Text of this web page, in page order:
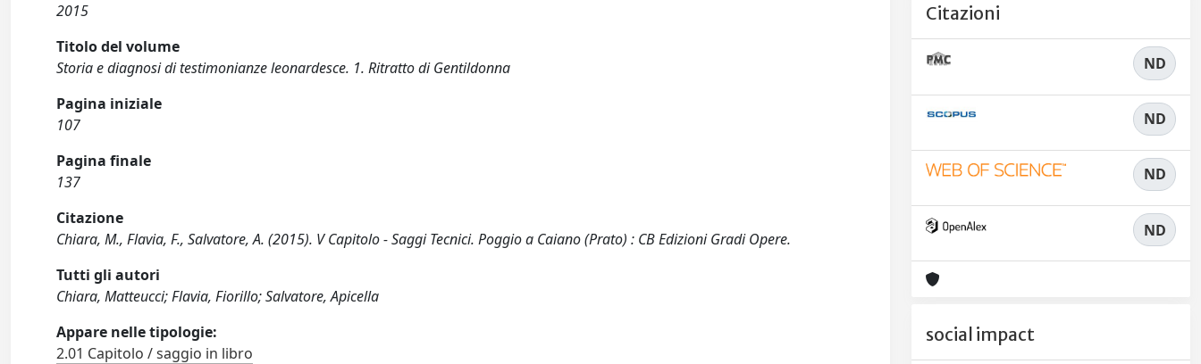
2015
Titolo del volume
Storia e diagnosi di testimonianze leonardesce. 1. Ritratto di Gentildonna
Pagina iniziale
107
Pagina finale
137
Citazione
Chiara, M., Flavia, F., Salvatore, A. (2015). V Capitolo - Saggi Tecnici. Poggio a Caiano (Prato) : CB Edizioni Gradi Opere.
Tutti gli autori
Chiara, Matteucci; Flavia, Fiorillo; Salvatore, Apicella
Appare nelle tipologie:
2.01 Capitolo / saggio in libro
Citazioni
ND
ND
ND
ND
social impact